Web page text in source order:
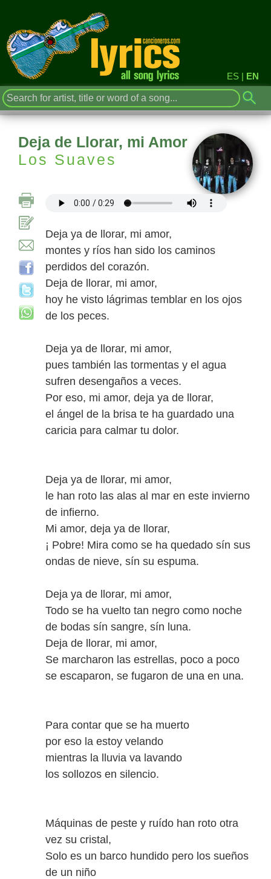
ES | EN
Deja de Llorar, mi Amor
Los Suaves
Deja ya de llorar, mi amor,
montes y ríos han sido los caminos
perdidos del corazón.
Deja de llorar, mi amor,
hoy he visto lágrimas temblar en los ojos
de los peces.
Deja ya de llorar, mi amor,
pues también las tormentas y el agua
sufren desengaños a veces.
Por eso, mi amor, deja ya de llorar,
el ángel de la brisa te ha guardado una
caricia para calmar tu dolor.
Deja ya de llorar, mi amor,
le han roto las alas al mar en este invierno
de infierno.
Mi amor, deja ya de llorar,
¡ Pobre! Mira como se ha quedado sín sus
ondas de nieve, sín su espuma.
Deja ya de llorar, mi amor,
Todo se ha vuelto tan negro como noche
de bodas sín sangre, sín luna.
Deja de llorar, mi amor,
Se marcharon las estrellas, poco a poco
se escaparon, se fugaron de una en una.
Para contar que se ha muerto
por eso la estoy velando
mientras la lluvia va lavando
los sollozos en silencio.
Máquinas de peste y ruído han roto otra
vez su cristal,
Solo es un barco hundido pero los sueños
de un niño